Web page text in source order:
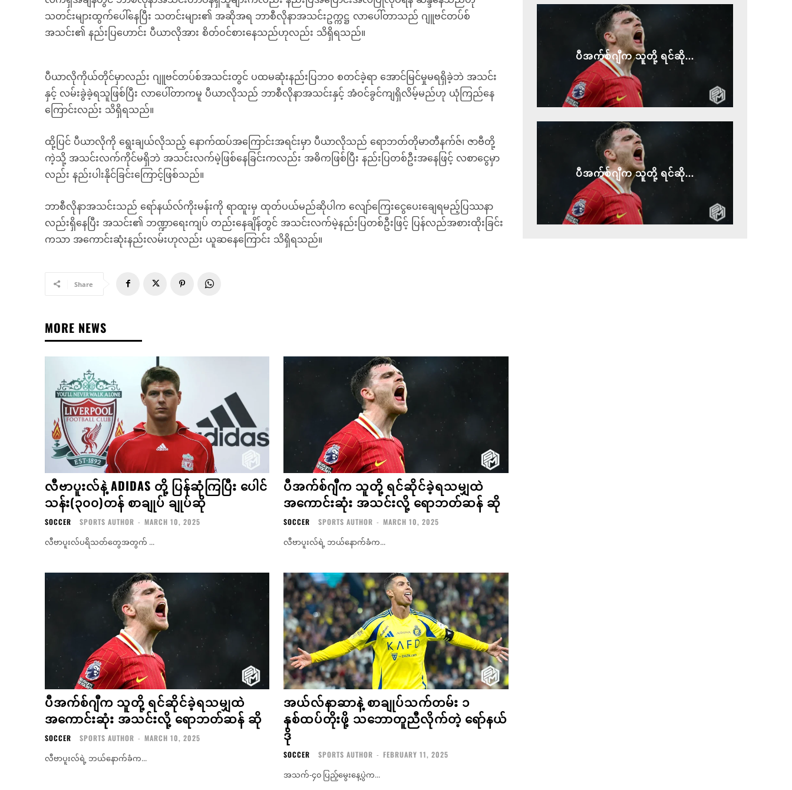
သတင်းများထွက်ပေါ်နေပြီး သတင်းများ၏ အဆိုအရ ဘာစီလိုနာအသင်းဥက္ကဋ္ဌ လာပေါ်တာသည် ဂျူဗင်တပ်စ်
အသင်း၏ နည်းပြဟောင်း ပီယာလိုအား စိတ်ဝင်စားနေသည်ဟုလည်း သိရှိရသည်။
ပီယာလိုကိုယ်တိုင်မှာလည်း ဂျူဗင်တပ်စ်အသင်းတွင် ပထမဆုံးနည်းပြဘဝ စတင်ခဲ့ရာ အောင်မြင်မှုမရရှိခဲ့ဘဲ အသင်း
နှင့် လမ်းခွဲခဲ့ရသူဖြစ်ပြီး လာပေါ်တာကမူ ပီယာလိုသည် ဘာစီလိုနာအသင်းနှင့် အံဝင်ခွင်ကျရှိလိမ့်မည်ဟု ယုံကြည်နေ
ကြောင်းလည်း သိရှိရသည်။
ထို့ပြင် ပီယာလိုကို ရွေးချယ်လိုသည့် နောက်ထပ်အကြောင်းအရင်းမှာ ပီယာလိုသည် ရောဘတ်တိုမာတီနက်ဇ်၊ ဇာဗီတို့
ကဲ့သို့ အသင်းလက်ကိုင်မရှိဘဲ အသင်းလက်မဲ့ဖြစ်နေခြင်းကလည်း အဓိကဖြစ်ပြီး နည်းပြတစ်ဦးအနေဖြင့် လစာငွေမှာ
လည်း နည်းပါးနိုင်ခြင်းကြောင့်ဖြစ်သည်။
ဘာစီလိုနာအသင်းသည် ရော်နယ်လ်ကိုးမန်းကို ရာထူးမှ ထုတ်ပယ်မည်ဆိုပါက လျော်ကြေးငွေပေးချေရမည့်ပြဿနာ
လည်းရှိနေပြီး အသင်း၏ ဘဏ္ဍာရေးကျပ် တည်းနေချိန်တွင် အသင်းလက်မဲ့နည်းပြတစ်ဦးဖြင့် ပြန်လည်အစားထိုးခြင်း
ကသာ အကောင်းဆုံးနည်းလမ်းဟုလည်း ယူဆနေကြောင်း သိရှိရသည်။
Share
MORE NEWS
လီဗာပူးလ်နဲ့ ADIDAS တို့ ပြန်ဆုံကြပြီး ပေါင်
သန်း(၃၀၀)တန် စာချုပ် ချုပ်ဆို
SOCCER SPORTS AUTHOR - MARCH 10, 2025
လီဗာပူးလ်ပရိသတ်တွေအတွက် ...
ပီအက်စ်ဂျီက သူတို့ ရင်ဆိုင်ခဲ့ရသမျှထဲ
အကောင်းဆုံး အသင်းလို့ ရောဘတ်ဆန် ဆို
SOCCER SPORTS AUTHOR - MARCH 10, 2025
လီဗာပူးလ်ရဲ့ ဘယ်နောက်ခံက...
ပီအက်စ်ဂျီက သူတို့ ရင်ဆိုင်ခဲ့ရသမျှထဲ
အကောင်းဆုံး အသင်းလို့ ရောဘတ်ဆန် ဆို
SOCCER SPORTS AUTHOR - MARCH 10, 2025
လီဗာပူးလ်ရဲ့ ဘယ်နောက်ခံက...
အယ်လ်နာဆာနဲ့ စာချုပ်သက်တမ်း ၁
နှစ်ထပ်တိုးဖို့ သဘောတူညီလိုက်တဲ့ ရော်နယ်
ဒို
SOCCER SPORTS AUTHOR - FEBRUARY 11, 2025
အသက်-၄၀ ပြည့်မွေးနေ့ပွဲက...
ပီအက်စ်ဂျီက သူတို့ ရင်ဆို...
ပီအက်စ်ဂျီက သူတို့ ရင်ဆို...